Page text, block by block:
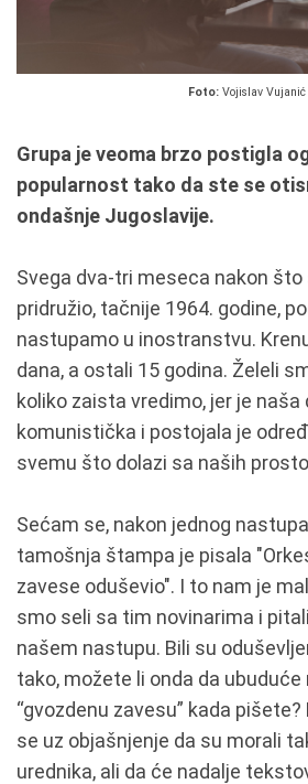
Foto:Vojislav Vujanić
Grupa je veoma brzo postigla
popularnost tako da ste se
ondašnje Jugoslavije.
Svega dva-tri meseca nakon što
pridružio, tačnije 1964. godine,
nastupamo u inostranstvu.
dana, a ostali 15 godina. Želeli
koliko zaista vredimo, jer je naša
komunistička i postojala je
svemu što dolazi sa naših
Sećam se, nakon jednog
tamošnja štampa je pisala
zavese oduševio". I to nam je
smo seli sa tim novinarima i
našem nastupu. Bili su
tako, možete li onda da
“gvozdenu zavesu” kada
se uz objašnjenje da su morali
urednika, ali da će nadalje